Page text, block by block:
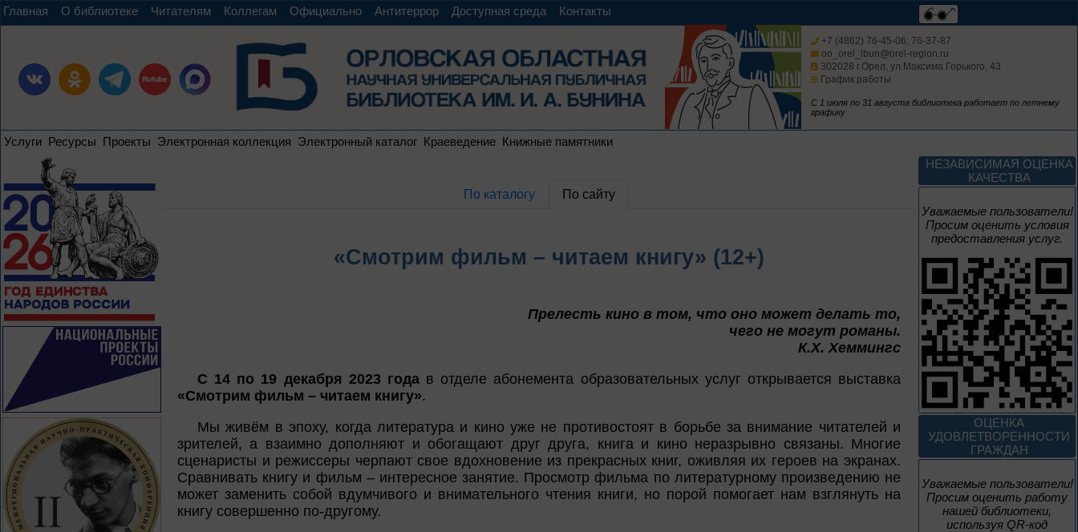
Главная О библиотеке Читателям Коллегам Официально Антитеррор Доступная среда Контакты
+7 (4862) 76-45-06; 76-37-87
oo_orel_lbun@orel-region.ru
302028 г.Орел, ул.Максима Горького, 43
График работы
С 1 июля по 31 августа библиотека работает по летнему
графику
Услуги Ресурсы Проекты Электронная коллекция Электронный каталог Краеведение Книжные памятники
По каталогу По сайту
«Смотрим фильм – читаем книгу» (12+)
Прелесть кино в том, что оно может делать то,
чего не могут романы.
К.Х. Хеммингс
С 14 по 19 декабря 2023 годав отделе абонемента образовательных услуг открывается выставка
«Смотрим фильм – читаем книгу».
Мы живём в эпоху, когда литература и кино уже не противостоят в борьбе за внимание читателей и
зрителей, а взаимно дополняют и обогащают друг друга, книга и кино неразрывно связаны. Многие
сценаристы и режиссеры черпают свое вдохновение из прекрасных книг, оживляя их героев на экранах.
Сравнивать книгу и фильм – интересное занятие. Просмотр фильма по литературному произведению не
может заменить собой вдумчивого и внимательного чтения книги, но порой помогает нам взглянуть на
книгу совершенно по-другому.
НЕЗАВИСИМАЯ ОЦЕНКА
КАЧЕСТВА
Уважаемые пользователи!
Просим оценить условия
предоставления услуг.
ОЦЕНКА
УДОВЛЕТВОРЕННОСТИ
ГРАЖДАН
Уважаемые пользователи!
Просим оценить работу
нашей библиотеки,
используя QR-код
До конца года
Творец и муза
4 – 14 августа
В борьбе против
нацизма мы были
вместе
Великая Победа народов
многонациональной страны
3 – 17 августа
Век Аполлинария
К 170-летию со дня рождения
живописца
А. М. Васнецова
2 июня – 20
августа
Человек и природа
10 – 24 августа